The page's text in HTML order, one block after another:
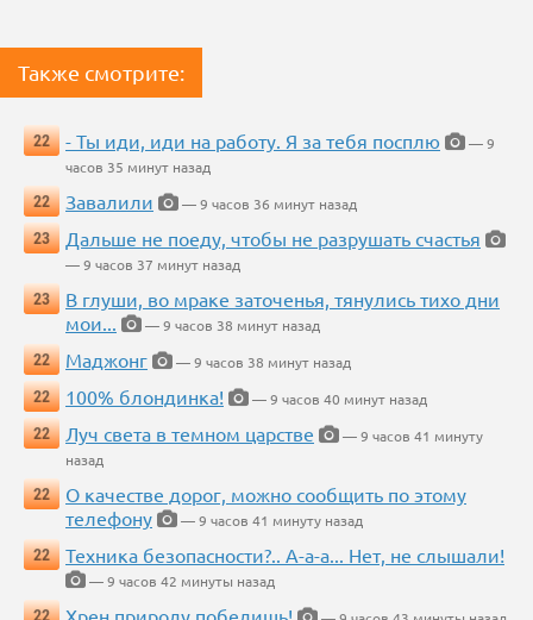
Также смотрите:
22 - Ты иди, иди на работу. Я за тебя посплю
— 9
часов 35 минут назад
22
Завалили
— 9 часов 36 минут назад
23
Дальше не поеду, чтобы не разрушать счастья
— 9 часов 37 минут назад
23
В глуши, во мраке заточенья, тянулись тихо дни
мои...
— 9 часов 38 минут назад
22
Маджонг
— 9 часов 38 минут назад
22
100% блондинка!
— 9 часов 40 минут назад
22
Луч света в темном царстве
— 9 часов 41 минуту
назад
22
О качестве дорог, можно сообщить по этому
телефону
— 9 часов 41 минуту назад
22
Техника безопасности?.. А-а-а... Нет, не слышали!
— 9 часов 42 минуты назад
22